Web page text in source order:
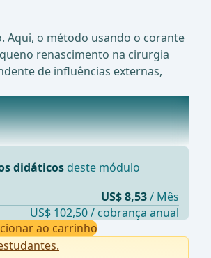
Aqui, o método usando o corante
renascimento na cirurgia
de influências externas,
didáticosdeste módulo
US$ 8,53 / Mês
US$ 102,50 / cobrança anual
ao carrinho